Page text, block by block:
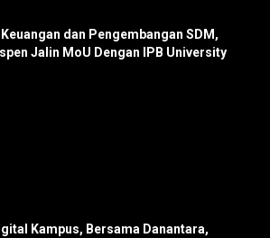
dan Pengembangan SDM,
Jalin MoU Dengan IPB University
Kampus, Bersama Danantara,